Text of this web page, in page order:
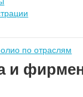
по отраслям
и